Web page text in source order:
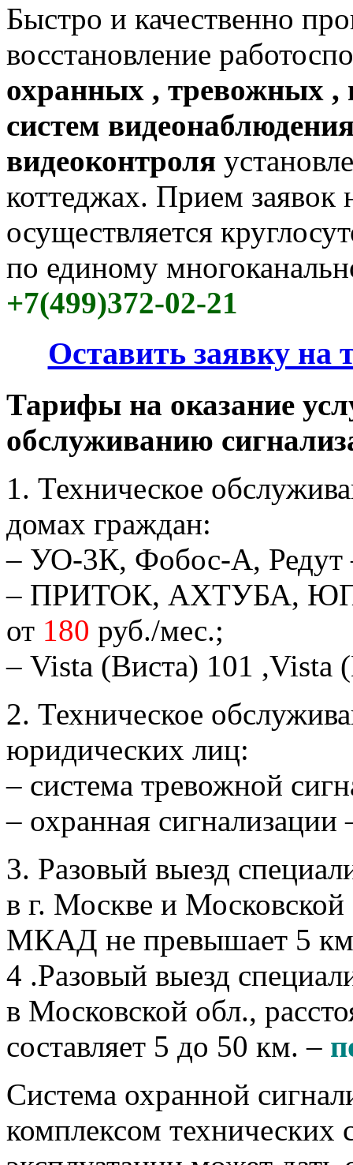
Быстро и качественно
восстановление
охранных , тревожных ,
систем
видеоконтроля
коттеджах. Прием заявок
осуществляется
по единому
+7(499)372-02-21
Оставить заявку на
Тарифы на оказание
обслуживанию
1. Техническое
домах граждан:
– УО-3К, Фобос-А, Редут
– ПРИТОК, АХТУБА,
от 180 руб./мес.;
– Vista (Виста) 101 ,Vista
2. Техническое
юридических лиц:
– система тревожной
– охранная сигнализации
3. Разовый выезд
в г. Москве и Московской
МКАД не превышает 5
4 .Разовый выезд
в Московской обл.,
составляет 5 до 50 км. –
Система охранной
комплексом технических